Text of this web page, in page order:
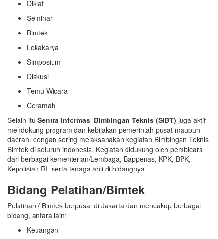
Diklat
Seminar
Bimtek
Lokakarya
Simposium
Diskusi
Temu Wicara
Ceramah
Selain itu Sentra Informasi Bimbingan Teknis (SIBT) juga aktif
mendukung program dan kebijakan pemerintah pusat maupun
daerah. dengan sering melaksanakan kegiatan Bimbingan Teknis
Bimtek di seluruh indonesia, Kegiatan didukung oleh pembicara
dari berbagai kementerian/Lembaga, Bappenas, KPK, BPK,
Kepolisian RI, serta tenaga ahli di bidangnya.
Bidang Pelatihan/Bimtek
Pelatihan / Bimtek berpusat di Jakarta dan mencakup berbagai
bidang, antara lain:
Keuangan